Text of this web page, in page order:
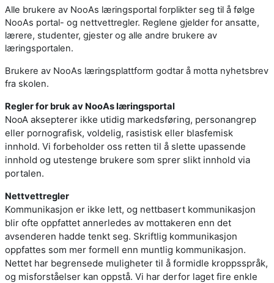
Alle brukere av NooAs læringsportal forplikter seg til å følge
NooAs portal- og nettvettregler. Reglene gjelder for ansatte,
lærere, studenter, gjester og alle andre brukere av
læringsportalen.
Brukere av NooAs læringsplattform godtar å motta nyhetsbrev
fra skolen.
Regler for bruk av NooAs læringsportal
NooA aksepterer ikke utidig markedsføring, personangrep
eller pornografisk, voldelig, rasistisk eller blasfemisk
innhold. Vi forbeholder oss retten til å slette upassende
innhold og utestenge brukere som sprer slikt innhold via
portalen.
Nettvettregler
Kommunikasjon er ikke lett, og nettbasert kommunikasjon
blir ofte oppfattet annerledes av mottakeren enn det
avsenderen hadde tenkt seg. Skriftlig kommunikasjon
oppfattes som mer formell enn muntlig kommunikasjon.
Nettet har begrensede muligheter til å formidle kroppsspråk,
og misforståelser kan oppstå. Vi har derfor laget fire enkle